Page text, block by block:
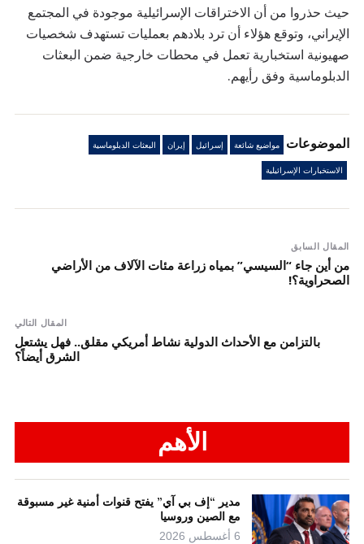
حيث حذروا من أن الاختراقات الإسرائيلية موجودة في المجتمع
الإيراني، وتوقع هؤلاء أن ترد بلادهم بعمليات تستهدف شخصيات
صهيونية استخبارية تعمل في محطات خارجية ضمن البعثات
الدبلوماسية وفق رأيهم.
الموضوعات مواضيع شائعة إسرائيل إيران البعثات الدبلوماسية
الاستخبارات الإسرائيلية
المقال السابق
من أين جاء “السيسي” بمياه زراعة مئات الآلاف من الأراضي
الصحراوية؟!
المقال التالي
بالتزامن مع الأحداث الدولية نشاط أمريكي مقلق.. فهل يشتعل
الشرق أيضاً؟
الأهم
مدير “إف بي آي” يفتح قنوات أمنية غير مسبوقة
مع الصين وروسيا
6 أغسطس 2026